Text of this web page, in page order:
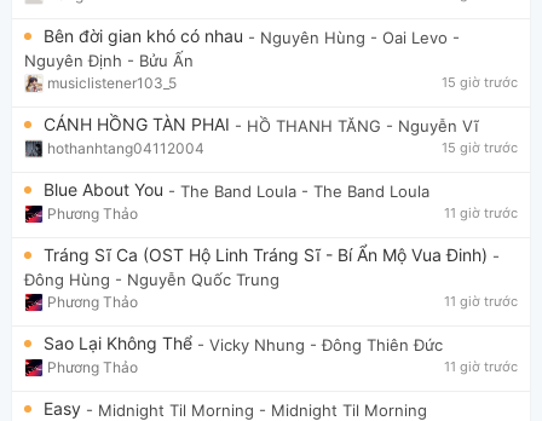
Bên đời gian khó có nhau - Nguyên Hùng - Oai Levo -
Nguyên Định - Bửu Ấn
musiclistener103_5 15 giờ trước
CÁNH HỒNG TÀN PHAI - HỒ THANH TĂNG - Nguyễn Vĩ
hothanhtang04112004 15 giờ trước
Blue About You - The Band Loula - The Band Loula
Phương Thảo 11 giờ trước
Tráng Sĩ Ca (OST Hộ Linh Tráng Sĩ - Bí Ẩn Mộ Vua Đinh) -
Đông Hùng - Nguyễn Quốc Trung
Phương Thảo 11 giờ trước
Sao Lại Không Thể - Vicky Nhung - Đông Thiên Đức
Phương Thảo 11 giờ trước
Easy - Midnight Til Morning - Midnight Til Morning